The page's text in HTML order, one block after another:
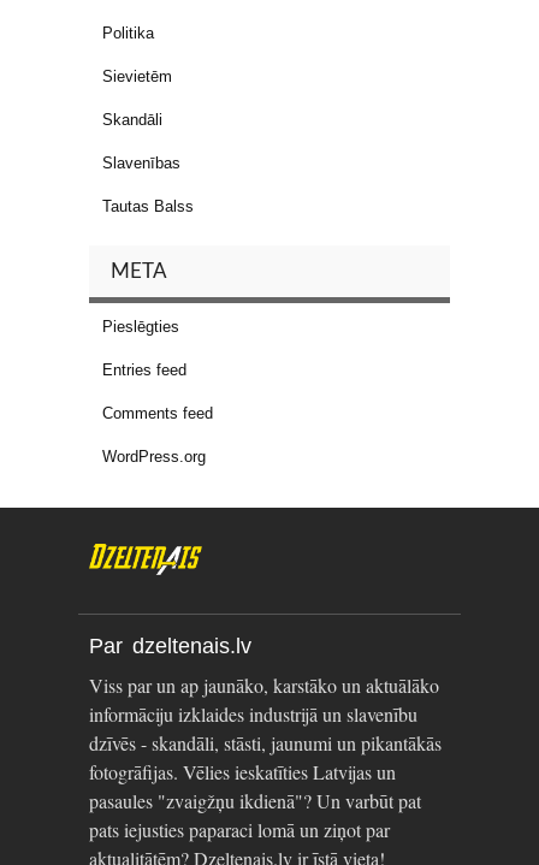
Politika
Sievietēm
Skandāli
Slavenības
Tautas Balss
META
Pieslēgties
Entries feed
Comments feed
WordPress.org
Par dzeltenais.lv
Viss par un ap jaunāko, karstāko un aktuālāko
informāciju izklaides industrijā un slavenību
dzīvēs - skandāli, stāsti, jaunumi un pikantākās
fotogrāfijas. Vēlies ieskatīties Latvijas un
pasaules "zvaigžņu ikdienā"? Un varbūt pat
pats iejusties paparaci lomā un ziņot par
aktualitātēm? Dzeltenais.lv ir īstā vieta!